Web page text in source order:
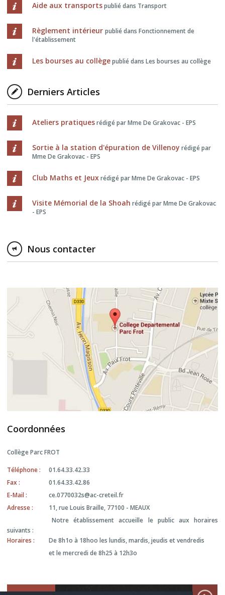
Aide aux transportspublié dans Transport
Règlement intérieur publié dans Fonctionnement de
l'établissement
Les bourses au collègepublié dans Les bourses au collège
Derniers Articles
Ateliers pratiquesrédigé par Mme De Grakovac - EPS
Sortie à la station d'épuration de Villenoy rédigé par
Mme De Grakovac - EPS
Club Maths et Jeuxrédigé par Mme De Grakovac - EPS
Visite Mémorial de la Shoah rédigé par Mme De Grakovac
- EPS
Nous contacter
Coordonnées
Collège Parc FROT
Téléphone :
01.64.33.42.33
Fax :
01.64.33.42.86
E-Mail :
ce.0770032s@ac-creteil.fr
Adresse :
11, rue Louis Braille, 77100 - MEAUX
Notre établissement accueille le public aux horaires
suivants :
Horaires :
De 8h1o à 18hoo les lundis, mardis, jeudis et vendredis
et le mercredi de 8h25 à 12h3o